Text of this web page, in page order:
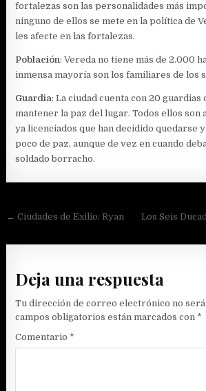
fortalezas son las personalidades más
ninguno de ellos se mete en la política de
les afecte en las fortalezas.
Población: Vereda no tiene más de 2.000
inmensa mayoría son los familiares de los
Guardia: La ciudad cuenta con 20 guardias
mantener la paz del lugar. Todos ellos son
ya licenciados que han decidido quedarse
poco de paz, aunque de vez en cuando
soldado borracho.
Navegación
de
← Ciudades de Exilio: Ryan Los Seis
Deja una respuesta
Tu dirección de correo electrónico no será
campos obligatorios están marcados con *
Comentario *